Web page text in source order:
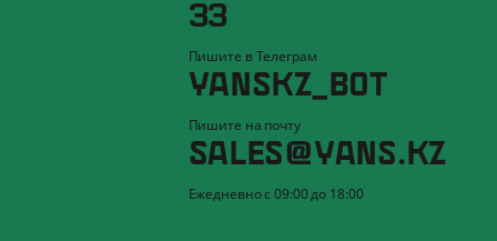
33
Пишите в Телеграм
YANSKZ_BOT
Пишите на почту
SALES@YANS.KZ
Ежедневно с 09:00 до 18:00